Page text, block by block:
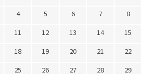
4 5 6 7
8
11 12 13 14
15
18 19 20 21
22
25 26 27 28
29